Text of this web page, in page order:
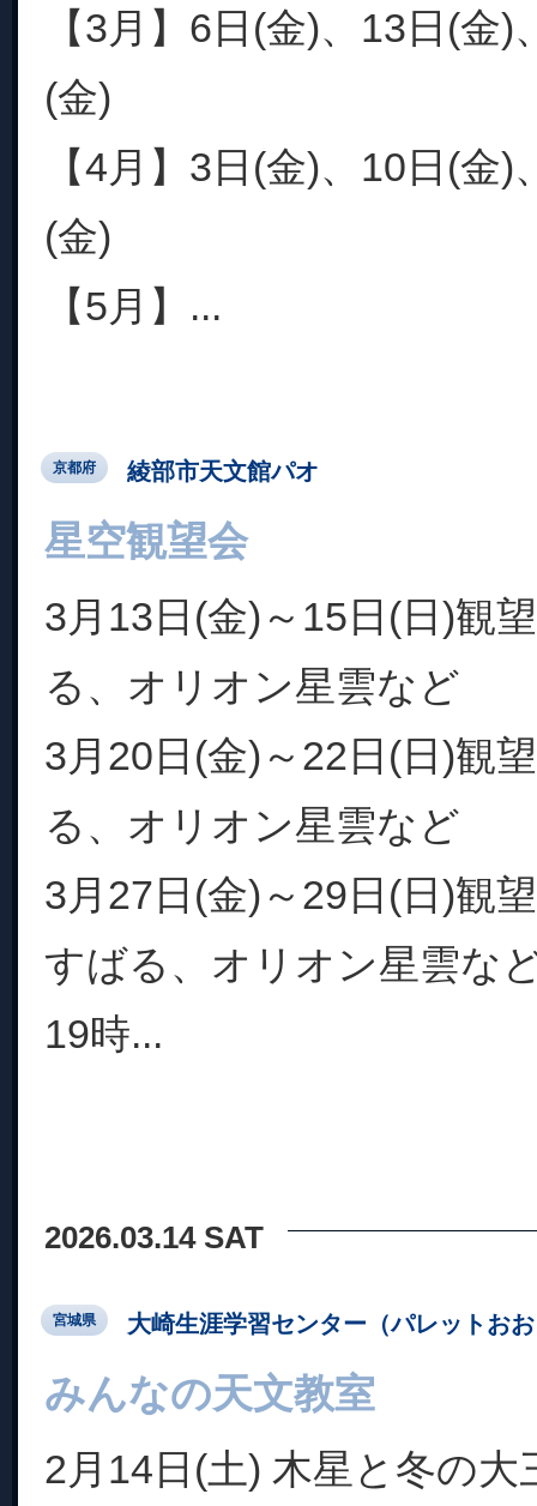
【3月】6日(金)、13日(金
(金)
【4月】3日(金)、10日(金
(金)
【5月】...
京都府 綾部市天文館パオ
星空観望会
3月13日(金)～15日(日)観
る、オリオン星雲など
3月20日(金)～22日(日)観
る、オリオン星雲など
3月27日(金)～29日(日)観
すばる、オリオン星雲な
19時...
2026.03.14 SAT
宮城県 大崎生涯学習センター（パレットお
みんなの天文教室
2月14日(土) 木星と冬の大